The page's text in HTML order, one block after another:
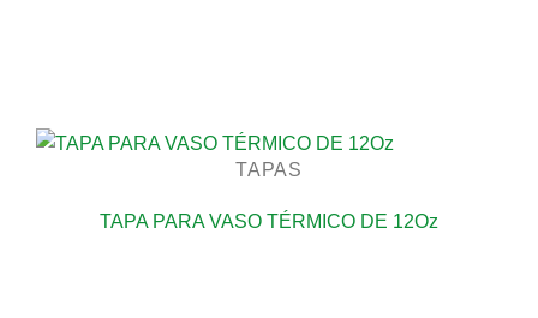
TAPAS
TAPA PARA VASO TÉRMICO DE 12Oz